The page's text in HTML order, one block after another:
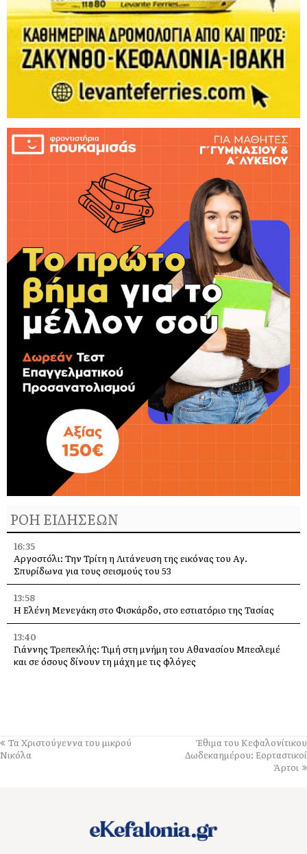
ΡΟΗ ΕΙΔΗΣΕΩΝ
16:35
Αργοστόλι: Την Τρίτη η Λιτάνευση της εικόνας του Αγ.
Σπυρίδωνα για τους σεισμούς του 53
13:58
Η Ελένη Μενεγάκη στο Φισκάρδο, στο εστιατόριο της Τασίας
13:40
Γιάννης Τρεπεκλής: Τιμή στη μνήμη του Αθανασίου Μπεσλεμέ
και σε όσους δίνουν τη μάχη με τις φλόγες
13:30
Οι εκδηλώσεις στον Δήμο Αργοστολίου το τριήμερο 7, 8 και 9
Τα Χριστούγεννα του μικρού
Νικόλα
Έθιμα του Kεφαλονίτικου
Δωδεκαημέρου: Εορταστικοί
Άρτοι